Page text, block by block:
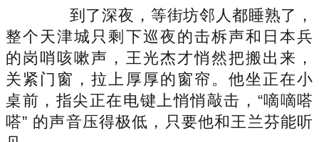
到了深夜，等街坊邻人都睡熟了，
整个天津城只剩下巡夜的击柝声和日本兵
的岗哨咳嗽声，王光杰才悄然把搬出来，
关紧门窗，拉上厚厚的窗帘。他坐正在小
桌前，指尖正在电键上悄悄敲击，“嘀嘀嗒
嗒” 的声音压得极低，只要他和王兰芬能听